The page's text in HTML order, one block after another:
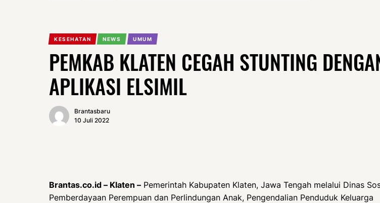
KESEHATAN NEWS UMUM
PEMKAB KLATEN CEGAH STUNTING
APLIKASI ELSIMIL
Brantasbaru
10 Juli 2022
Brantas.co.id – Klaten – Pemerintah Kabupaten Klaten, Jawa Tengah melalui Dinas
Pemberdayaan Perempuan dan Perlindungan Anak, Pengendalian Penduduk Keluarga